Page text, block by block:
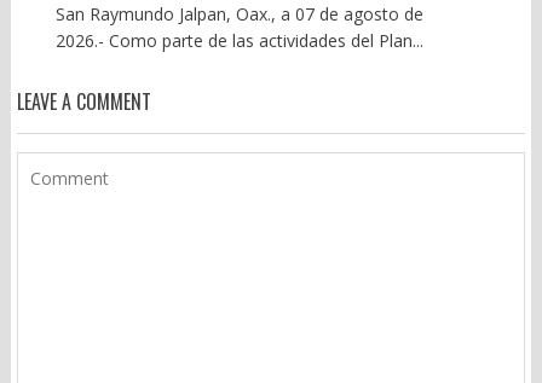
San Raymundo Jalpan, Oax., a 07 de agosto de
2026.- Como parte de las actividades del Plan...
LEAVE A COMMENT